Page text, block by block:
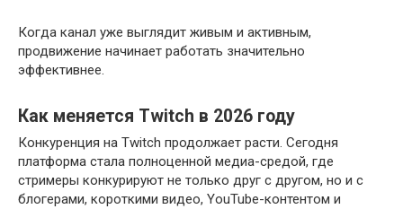
Когда канал уже выглядит живым и активным,
продвижение начинает работать значительно
эффективнее.
Как меняется Twitch в 2026 году
Конкуренция на Twitch продолжает расти. Сегодня
платформа стала полноценной медиа-средой, где
стримеры конкурируют не только друг с другом, но и с
блогерами, короткими видео, YouTube-контентом и